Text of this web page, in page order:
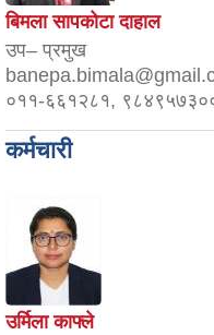
बिमला सापकोटा दाहाल
उप– प्रमुख
०११-६६१२८१,
कर्मचारी
उर्मिला काफ्ले